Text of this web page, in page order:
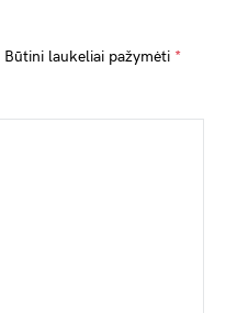
Būtini laukeliai pažymėti *